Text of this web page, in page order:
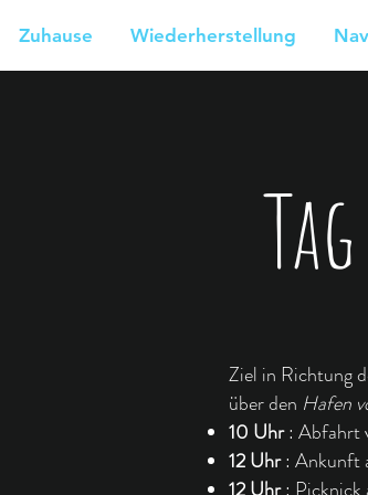
Zuhause Wiederherstellung
Ziel in Richtung
über den Hafen
10 Uhr: Abfahrt
12 Uhr: Ankunft